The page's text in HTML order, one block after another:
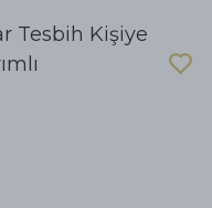
Tesbih Kişiye